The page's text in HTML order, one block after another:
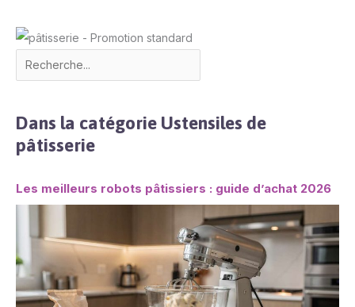
Dans la catégorie Ustensiles de
pâtisserie
Les meilleurs robots pâtissiers : guide d’achat 2026